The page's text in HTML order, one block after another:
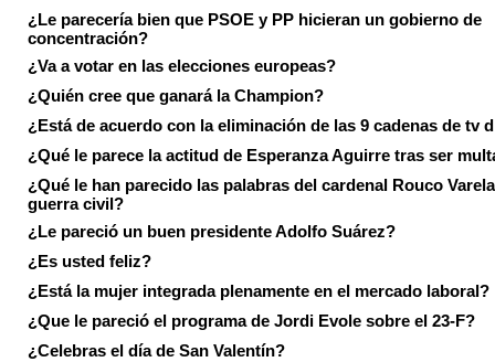
¿Le parecería bien que PSOE y PP hicieran un gobierno de
concentración?
¿Va a votar en las elecciones europeas?
¿Quién cree que ganará la Champion?
¿Está de acuerdo con la eliminación de las 9 cadenas de tv
¿Qué le parece la actitud de Esperanza Aguirre tras ser
¿Qué le han parecido las palabras del cardenal Rouco
guerra civil?
¿Le pareció un buen presidente Adolfo Suárez?
¿Es usted feliz?
¿Está la mujer integrada plenamente en el mercado laboral?
¿Que le pareció el programa de Jordi Evole sobre el 23-F?
¿Celebras el día de San Valentín?